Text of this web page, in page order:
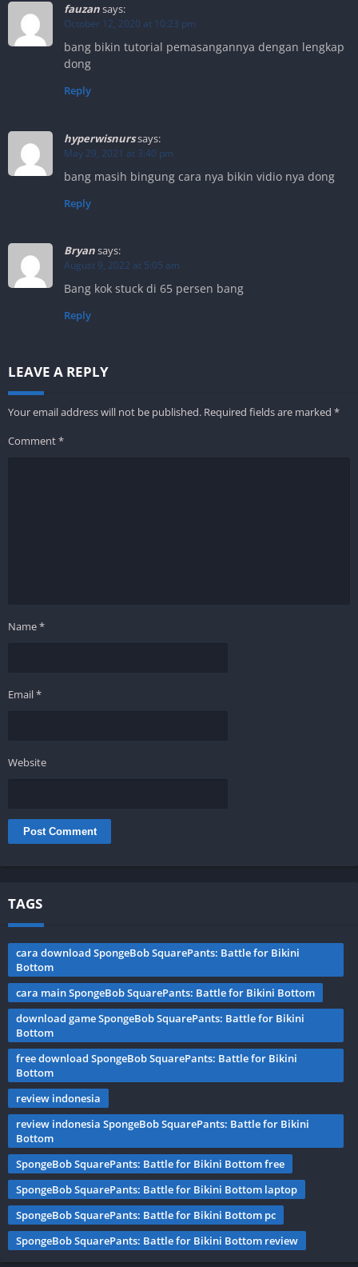
fauzansays:
October 12, 2020 at 10:23 pm
bang bikin tutorial pemasangannya dengan lengkap
dong
Reply
hyperwisnurssays:
May 29, 2021 at 3:40 pm
bang masih bingung cara nya bikin vidio nya dong
Reply
Bryansays:
August 9, 2022 at 5:05 am
Bang kok stuck di 65 persen bang
Reply
LEAVE A REPLY
Your email address will not be published. Required fields are marked *
Comment*
Name*
Email*
Website
TAGS
cara download SpongeBob SquarePants: Battle for Bikini
Bottom
cara main SpongeBob SquarePants: Battle for Bikini Bottom
download game SpongeBob SquarePants: Battle for Bikini
Bottom
free download SpongeBob SquarePants: Battle for Bikini
Bottom
review indonesia
review indonesia SpongeBob SquarePants: Battle for Bikini
Bottom
SpongeBob SquarePants: Battle for Bikini Bottom free
SpongeBob SquarePants: Battle for Bikini Bottom laptop
SpongeBob SquarePants: Battle for Bikini Bottom pc
SpongeBob SquarePants: Battle for Bikini Bottom review